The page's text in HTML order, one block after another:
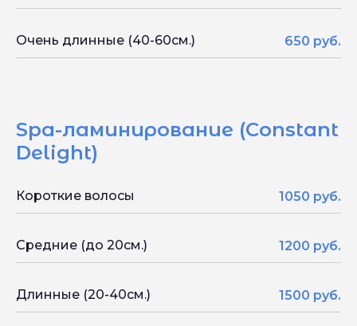
Очень длинные (40-60см.) 650 руб.
Spa-ламинирование (Constant
Delight)
Короткие волосы 1050 руб.
Средние (до 20см.) 1200 руб.
Длинные (20-40см.) 1500 руб.